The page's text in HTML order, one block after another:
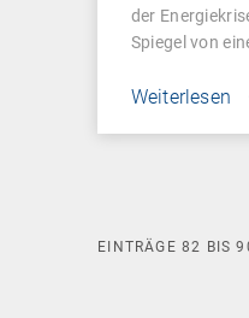
der
Spiegel von
Weiterlesen
EINTRÄGE82 BIS